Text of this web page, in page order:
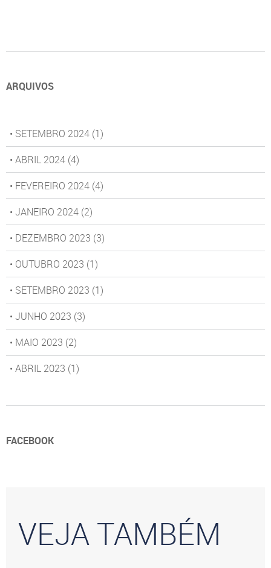
ARQUIVOS
• SETEMBRO 2024 (1)
• ABRIL 2024 (4)
• FEVEREIRO 2024 (4)
• JANEIRO 2024 (2)
• DEZEMBRO 2023 (3)
• OUTUBRO 2023 (1)
• SETEMBRO 2023 (1)
• JUNHO 2023 (3)
• MAIO 2023 (2)
• ABRIL 2023 (1)
FACEBOOK
VEJA TAMBÉM